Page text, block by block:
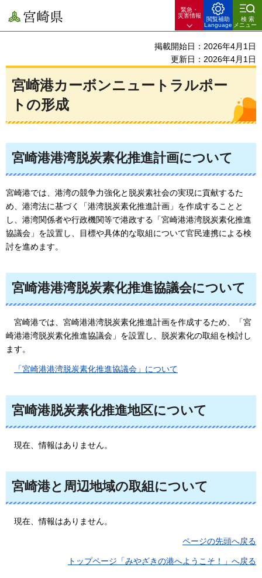
宮崎県
緊急・
災害情報
閲覧補助
Language
検索
メニュー
掲載開始日：2026年4月1日
更新日：2026年4月1日
宮崎港カーボンニュートラルポー
トの形成
宮崎港港湾脱炭素化推進計画について
宮崎港では、港湾の競争力強化と脱炭素社会の実現に貢献するた
め、港湾法に基づく「港湾脱炭素化推進計画」を作成することと
し、港湾関係者や行政機関等で港政する「宮崎港港湾脱炭素化推進
協議会」を設置し、目標や具体的な取組について官民連携による検
討を進めます。
宮崎港港湾脱炭素化推進協議会について
宮崎港では、宮崎港港湾脱炭素化推進計画を作成するため、「宮
崎港港湾脱炭素化推進協議会」を設置し、脱炭素化の取組を検討し
ます。
「宮崎港港湾脱炭素化推進協議会」について
宮崎港脱炭素化推進地区について
現在、情報はありません。
宮崎港と周辺地域の取組について
現在、情報はありません。
ページの先頭へ戻る
トップページ「みやざきの港へようこそ！」へ戻る